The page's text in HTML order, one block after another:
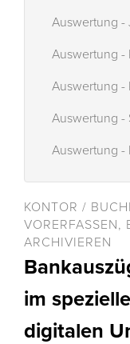
Auswertung -
Auswertung -
Auswertung -
Auswertung -
Auswertung -
KONTOR /
VORERFASSEN,
ARCHIVIEREN
im
digitalen